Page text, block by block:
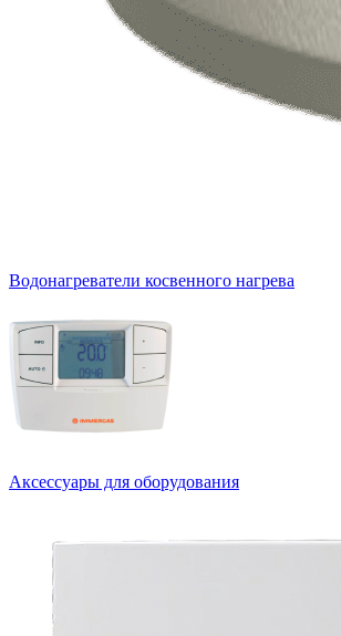
Водонагреватели косвенного нагрева
Аксессуары для оборудования